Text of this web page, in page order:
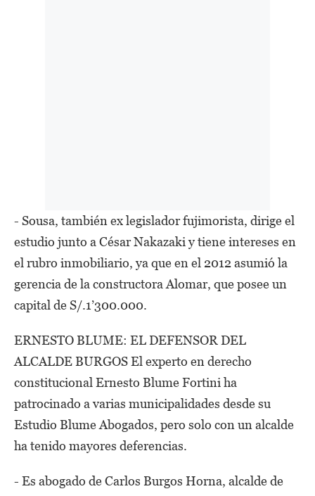
- Sousa, también ex legislador fujimorista, dirige el
estudio junto a César Nakazaki y tiene intereses en
el rubro inmobiliario, ya que en el 2012 asumió la
gerencia de la constructora Alomar, que posee un
capital de S/.1’300.000.
ERNESTO BLUME: EL DEFENSOR DEL
ALCALDE BURGOS El experto en derecho
constitucional Ernesto Blume Fortini ha
patrocinado a varias municipalidades desde su
Estudio Blume Abogados, pero solo con un alcalde
ha tenido mayores deferencias.
- Es abogado de Carlos Burgos Horna, alcalde de